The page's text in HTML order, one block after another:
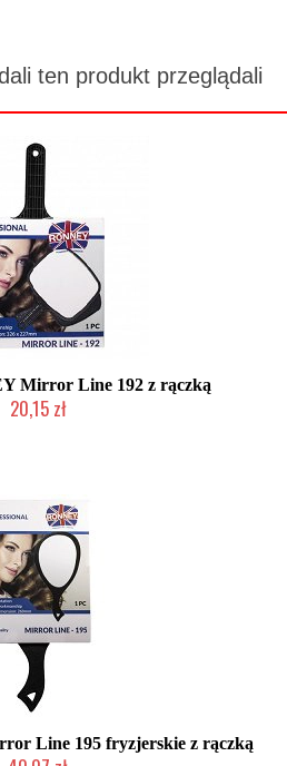
ten produkt przeglądali
Mirror Line 192 z rączką
20,15 zł
Line 195 fryzjerskie z rączką